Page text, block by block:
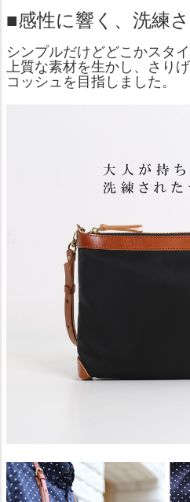
■感性に響く、洗練
シンプルだけどどこかスタイ
上質な素材を生かし、さり
コッシュを目指しました。